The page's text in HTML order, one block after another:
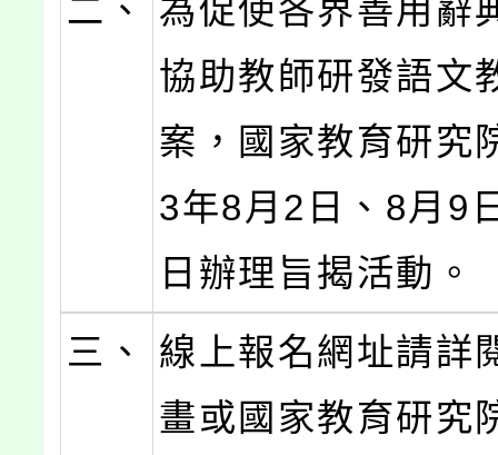
二、
為促使各界善用辭
協助教師研發語文
案，國家教育研究
3年8月2日、8月9
日辦理旨揭活動。
三、
線上報名網址請詳
畫或國家教育研究